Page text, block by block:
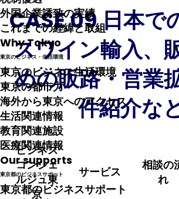
外国企業誘致の実績
これまでの経緯と取組
Why Tokyo
東京のビジネス・生活環境
東京のビジネス生活環境
東京の都市力
海外から東京へのアクセス
生活関連情報
教育関連施設
医療関連情報
Our supports
東京都のビジネスサポート
東京都のビジネスサポート
CASE 09 日本で
スワイン輸入、
めの販路・営業
件紹介な
ビジネス
コンシェ
ルジュ東
京
サービス
相談の
れ